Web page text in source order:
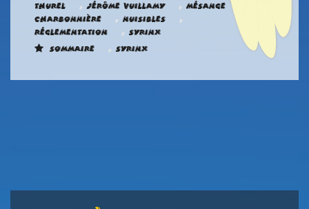
Thurel
,Jérôme Vuillamy , Mésange
charbonnière
, Nuisibles ,
Réglementation , Syrinx
Sommaire
, Syrinx